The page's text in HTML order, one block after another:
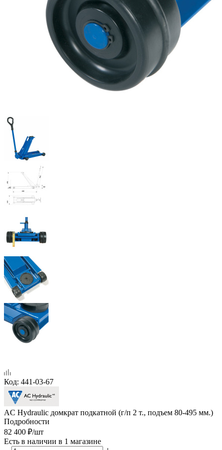
Код: 441-03-67
AC Hydraulic домкрат подкатной (г/п 2 т., подъем 80-495 мм.)
Подробности
82 400 ₽/шт
Есть в наличии в 1 магазине